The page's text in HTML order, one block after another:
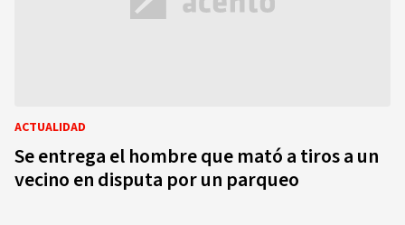
ACTUALIDAD
Se entrega el hombre que mató a tiros a un
vecino en disputa por un parqueo